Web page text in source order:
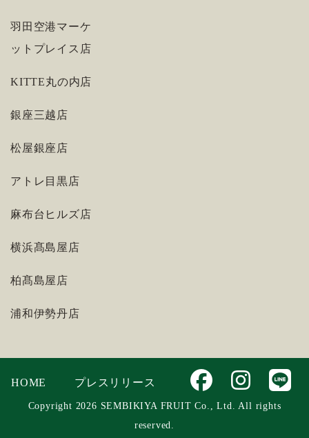
羽田空港マーケ
ットプレイス店
KITTE丸の内店
銀座三越店
松屋銀座店
アトレ目黒店
麻布台ヒルズ店
横浜髙島屋店
柏髙島屋店
浦和伊勢丹店
HOME プレスリリース
Copyright 2026 SEMBIKIYA FRUIT Co., Ltd. All rights
reserved.